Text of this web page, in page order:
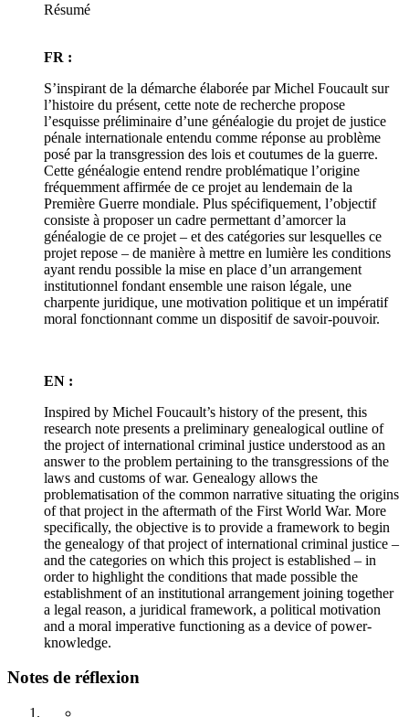
Résumé
FR :
S’inspirant de la démarche élaborée par Michel Foucault sur
l’histoire du présent, cette note de recherche propose
l’esquisse préliminaire d’une généalogie du projet de justice
pénale internationale entendu comme réponse au problème
posé par la transgression des lois et coutumes de la guerre.
Cette généalogie entend rendre problématique l’origine
fréquemment affirmée de ce projet au lendemain de la
Première Guerre mondiale. Plus spécifiquement, l’objectif
consiste à proposer un cadre permettant d’amorcer la
généalogie de ce projet – et des catégories sur lesquelles ce
projet repose – de manière à mettre en lumière les conditions
ayant rendu possible la mise en place d’un arrangement
institutionnel fondant ensemble une raison légale, une
charpente juridique, une motivation politique et un impératif
moral fonctionnant comme un dispositif de savoir-pouvoir.
EN :
Inspired by Michel Foucault’s history of the present, this
research note presents a preliminary genealogical outline of
the project of international criminal justice understood as an
answer to the problem pertaining to the transgressions of the
laws and customs of war. Genealogy allows the
problematisation of the common narrative situating the origins
of that project in the aftermath of the First World War. More
specifically, the objective is to provide a framework to begin
the genealogy of that project of international criminal justice –
and the categories on which this project is established – in
order to highlight the conditions that made possible the
establishment of an institutional arrangement joining together
a legal reason, a juridical framework, a political motivation
and a moral imperative functioning as a device of power-
knowledge.
Notes de réflexion